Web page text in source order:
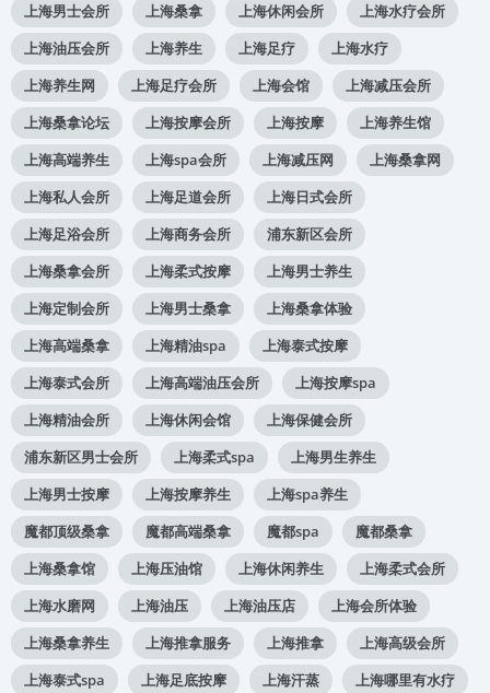
上海男士会所
上海桑拿 上海休闲会所
上海水疗会所
上海油压会所
上海养生 上海足疗
上海水疗
上海养生网
上海足疗会所 上海会馆
上海减压会所
上海桑拿论坛
上海按摩会所 上海按摩
上海养生馆
上海高端养生
上海spa会所 上海减压网
上海桑拿网
上海私人会所
上海足道会所
上海日式会所
上海足浴会所
上海商务会所
浦东新区会所
上海桑拿会所
上海柔式按摩
上海男士养生
上海定制会所
上海男士桑拿
上海桑拿体验
上海高端桑拿
上海精油spa
上海泰式按摩
上海泰式会所
上海高端油压会所
上海按摩spa
上海精油会所
上海休闲会馆
上海保健会所
浦东新区男士会所
上海柔式spa
上海男生养生
上海男士按摩
上海按摩养生
上海spa养生
魔都顶级桑拿
魔都高端桑拿 魔都spa
魔都桑拿
上海桑拿馆
上海压油馆 上海休闲养生
上海柔式会所
上海水磨网
上海油压 上海油压店
上海会所体验
上海桑拿养生
上海推拿服务 上海推拿
上海高级会所
上海泰式spa
上海足底按摩 上海汗蒸 上海哪里有水疗